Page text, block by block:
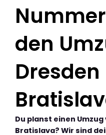
den
Du planst einen
Bratislava? Wir sind